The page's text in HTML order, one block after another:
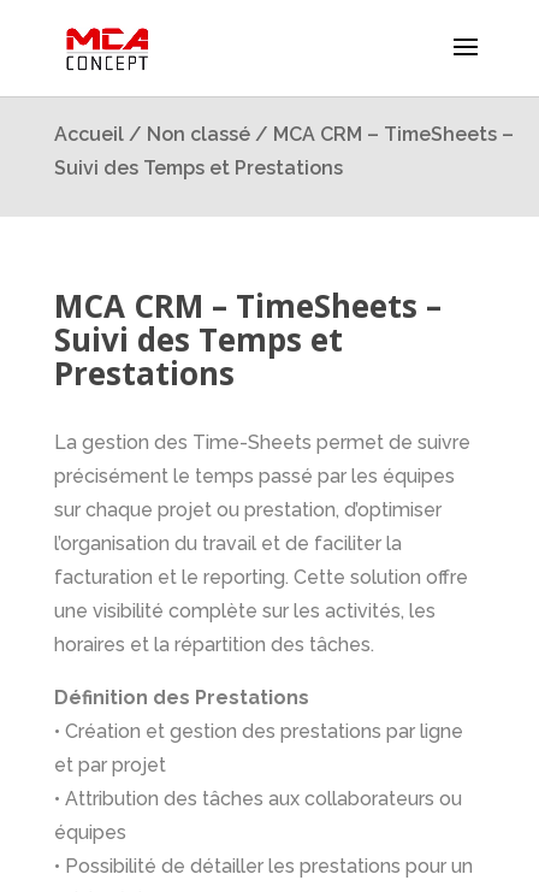
Accueil/ Non classé/ MCA CRM – TimeSheets –
Suivi des Temps et Prestations
MCA CRM – TimeSheets –
Suivi des Temps et
Prestations
La gestion des Time-Sheets permet de suivre
précisément le temps passé par les équipes
sur chaque projet ou prestation, d’optimiser
l’organisation du travail et de faciliter la
facturation et le reporting. Cette solution offre
une visibilité complète sur les activités, les
horaires et la répartition des tâches.
Définition des Prestations
• Création et gestion des prestations par ligne
et par projet
• Attribution des tâches aux collaborateurs ou
équipes
• Possibilité de détailler les prestations pour un